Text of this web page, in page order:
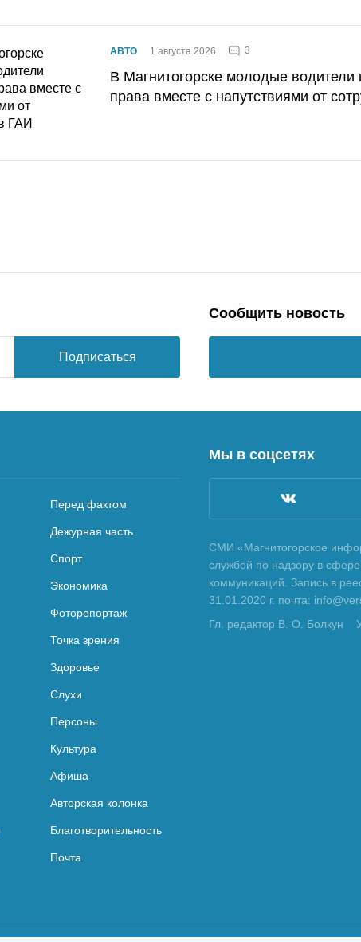
АВТО 1 августа 2026 3
В Магнитогорске молодые водители
права вместе с напутствиями от
Подписаться
Сообщить новость
Перед фактом
Дежурная часть
Спорт
Экономика
Фоторепортаж
Точка зрения
Здоровье
Слухи
Персоны
Культура
Афиша
Авторская колонка
Благотворительность
Почта
Мы в соцсетях
СМИ «Магнитогорское
службой по надзору в
коммуникаций. Запись в
31.01.2020 г. почта:
Гл. редактор В. О. Болкун